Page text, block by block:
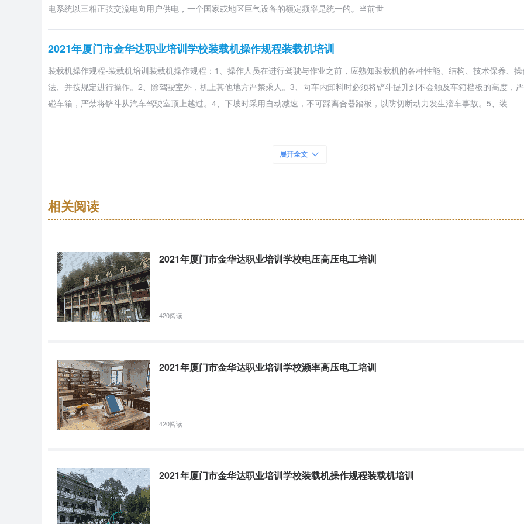
电系统以三相正弦交流电向用户供电，一个国家或地区巨气设备的额定频率是统一的。当前世
2021年厦门市金华达职业培训学校装载机操作规程装载机培训
装载机操作规程-装载机培训装载机操作规程：1、操作人员在进行驾驶与作业之前，应熟知装载机的各种性能、结构、技术保养、
法、并按规定进行操作。2、除驾驶室外，机上其他地方严禁乘人。3、向车内卸料时必须将铲斗提升到不会触及车箱档板的高度，
碰车箱，严禁将铲斗从汽车驾驶室顶上越过。4、下坡时采用自动减速，不可踩离合器踏板，以防切断动力发生溜车事故。5、装
数仅代表气体CO?的压力，不代表液态CO?的储量，CO?气瓶应涂铝白色，并用黑色标写有“液态二氧化
安全管理是什么-安全员培训安全与危险并存安全与危险在同一事物的运动中是相互对立的，相互依赖而存在的。因为有危险，才要进
管理，以防止危险。安全与危险并非是等量并存、平静相处。随着事物的运动变化，安全与危险每时每刻都在变化着，进行着此消彼
争。事物的状态将向斗争的胜方倾斜。可见，在事物的运动中，都不会存在绝对的安全或危险。 保持生产的安全状态，必须采
水沟、地下管道等情况，并进行工作前安全分析（JSA），根据分析结果，确定应采取的相关措施；地下已有设施位置必须在现场做
记、标识。在铁路路基2m内的挖掘作业，须经铁路管理部门审核同意。5.1.2开挖深度超过3m（含3m）或虽未超过
厦门市金华达职业培训学校焊接电源电焊培训专业
求高些°电渣焊与巨弧焊相反，要求焊接皂源能够保证在电渣过程中不引燃巨弧,即具有不利于电弧稳定的条件，这样才能够维持正常
过程.所以，要求电源好具有平特性，目前，广泛采用具有平特性的交流变压器作电渣焊电源，常用的型号为BP1-3X10
展开全文
相关阅读
2021年厦门市金华达职业培训学校电压高压电工培训
420阅读
2021年厦门市金华达职业培训学校濒率高压电工培训
420阅读
2021年厦门市金华达职业培训学校装载机操作规程装载机培训